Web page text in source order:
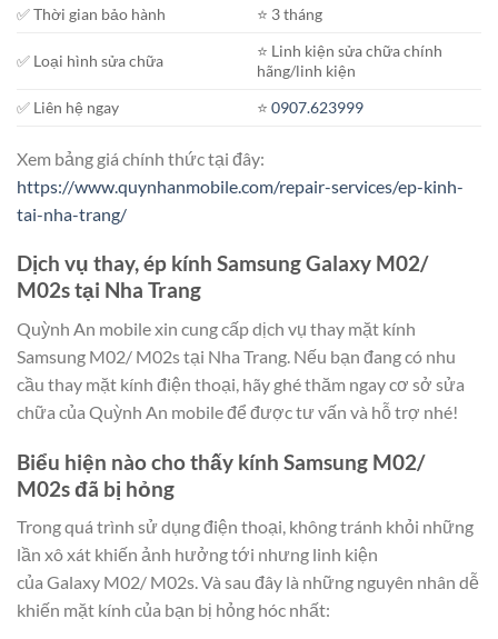
✅ Thời gian bảo hành
⭐️ 3 tháng
✅ Loại hình sửa chữa
⭐️ Linh kiện sửa chữa chính
hãng/linh kiện
✅ Liên hệ ngay
⭐️0907.623999
Xem bảng giá chính thức tại đây:
https://www.quynhanmobile.com/repair-services/ep-kinh-
tai-nha-trang/
Dịch vụ thay, ép kính Samsung Galaxy M02/
M02s tại Nha Trang
Quỳnh An mobile xin cung cấp dịch vụ thay mặt kính
Samsung M02/ M02s tại Nha Trang. Nếu bạn đang có nhu
cầu thay mặt kính điện thoại, hãy ghé thăm ngay cơ sở sửa
chữa của Quỳnh An mobile để được tư vấn và hỗ trợ nhé!
Biểu hiện nào cho thấy kính Samsung M02/
M02s đã bị hỏng
Trong quá trình sử dụng điện thoại, không tránh khỏi những
lần xô xát khiến ảnh hưởng tới nhưng linh kiện
của Galaxy M02/ M02s. Và sau đây là những nguyên nhân dễ
khiến mặt kính của bạn bị hỏng hóc nhất: